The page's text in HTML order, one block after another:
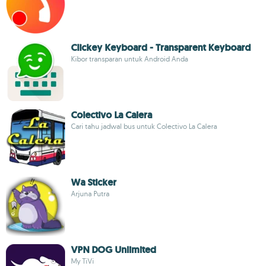
Clickey Keyboard - Transparent Keyboard
Kibor transparan untuk Android Anda
Colectivo La Calera
Cari tahu jadwal bus untuk Colectivo La Calera
Wa Sticker
Arjuna Putra
VPN DOG Unlimited
My TiVi